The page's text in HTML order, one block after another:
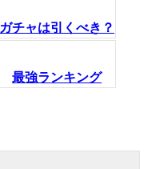
ガチャは引くべき？
最強ランキング